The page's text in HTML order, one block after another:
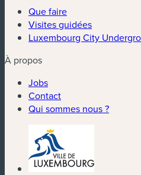
Que faire
Visites guidées
Luxembourg City
À propos
Jobs
Contact
Qui sommes nous ?